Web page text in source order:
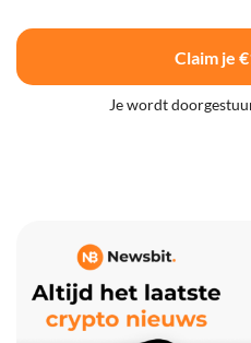
Claim je
Je wordt